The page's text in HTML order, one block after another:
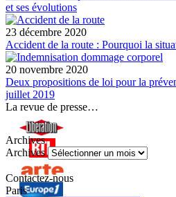
et ses évolutions
23 décembre 2020
Accident de la route : Pourquoi la
20 novembre 2020
Deux propositions de loi pour la
juillet 2019
La revue de presse…
Archives
Archives
Contactez-nous
Paris